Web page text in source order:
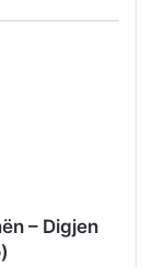
– Digjen